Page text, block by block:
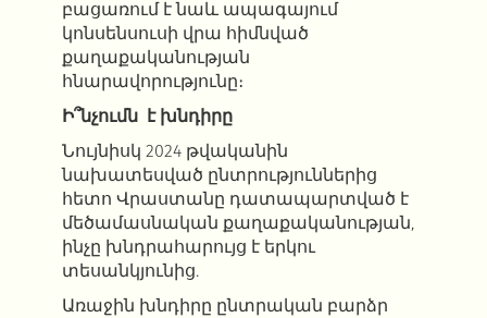
բացառում է նաև ապագայում
կոնսենսուսի վրա հիմնված
քաղաքականության
հնարավորությունը։
Ի՞նչումն է խնդիրը
Նույնիսկ 2024 թվականին
նախատեսված ընտրություններից
հետո Վրաստանը դատապարտված է
մեծամասնական քաղաքականության,
ինչը խնդրահարույց է երկու
տեսանկյունից.
Առաջին խնդիրը ընտրական բարձր